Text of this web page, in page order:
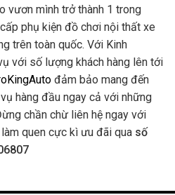
vươn mình trở thành 1 trong
phụ kiện đồ chơi nội thất xe
trên toàn quốc. Với Kinh
với số lượng khách hàng lên tới
đảm bảo mang đến
hàng đầu ngay cả với những
chần chừ liên hệ ngay với
quen cực kì ưu đãi qua số